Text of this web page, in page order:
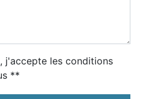
j'accepte les conditions
**